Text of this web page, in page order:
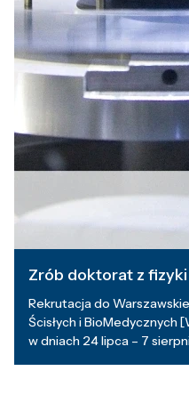
Zrób doktorat z fizyki
Rekrutacja do
Ścisłych i BioMedycznych
w dniach 24 lipca – 7